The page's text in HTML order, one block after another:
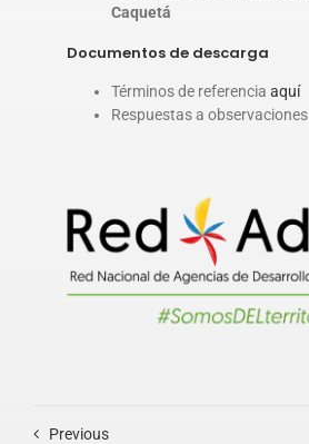
Caquetá
Documentos de descarga
Términos de referencia aquí
Respuestas a observaciones
Previous